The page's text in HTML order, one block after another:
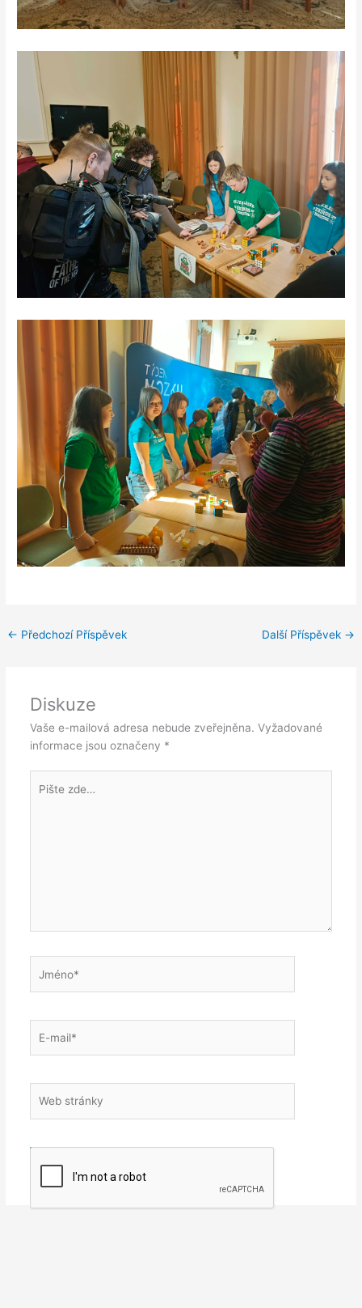
← Předchozí Příspěvek Další Příspěvek →
Diskuze
Vaše e-mailová adresa nebude zveřejněna. Vyžadované
informace jsou označeny *
zde…
mail*
stránky